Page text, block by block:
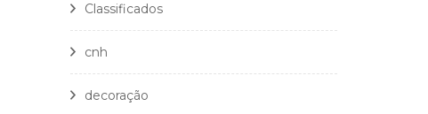
Classificados
cnh
decoração